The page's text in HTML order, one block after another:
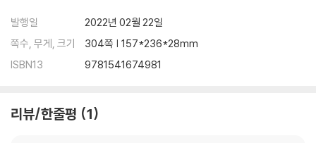
발행일
2022년 02월 22일
쪽수, 무게, 크기
304쪽 | 157*236*28mm
ISBN13
9781541674981
리뷰/한줄평 1